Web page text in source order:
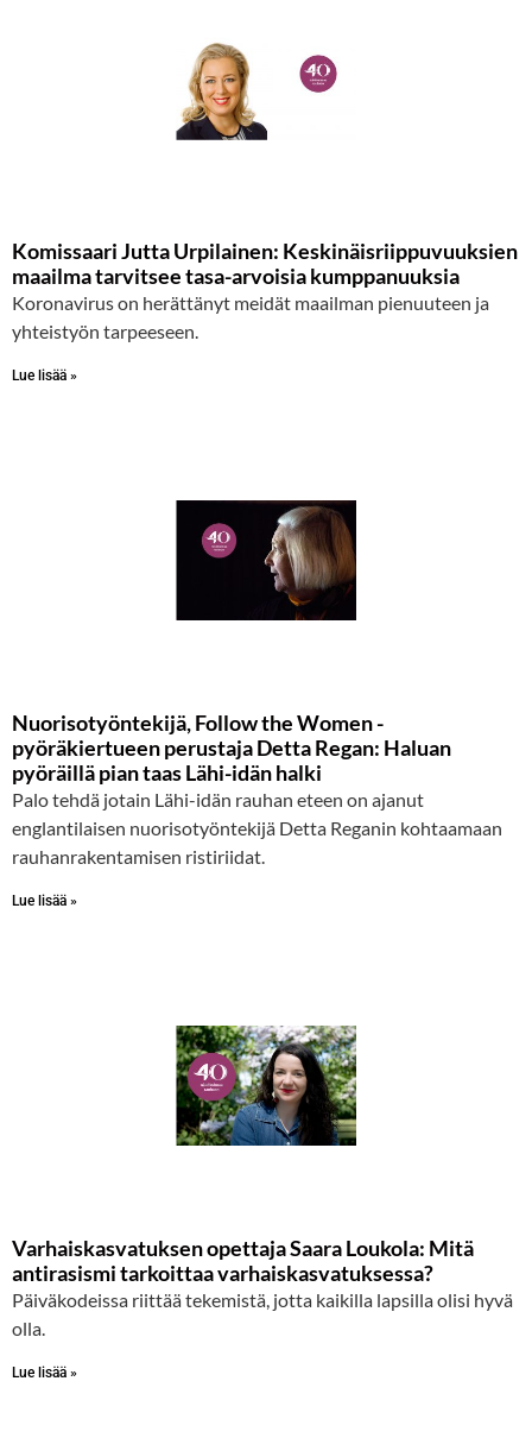
Komissaari Jutta Urpilainen: Keskinäisriippuvuuksien
maailma tarvitsee tasa-arvoisia kumppanuuksia
Koronavirus on herättänyt meidät maailman pienuuteen ja
yhteistyön tarpeeseen.
Lue lisää »
Nuorisotyöntekijä, Follow the Women -
pyöräkiertueen perustaja Detta Regan: Haluan
pyöräillä pian taas Lähi-idän halki
Palo tehdä jotain Lähi-idän rauhan eteen on ajanut
englantilaisen nuorisotyöntekijä Detta Reganin kohtaamaan
rauhanrakentamisen ristiriidat.
Lue lisää »
Varhaiskasvatuksen opettaja Saara Loukola: Mitä
antirasismi tarkoittaa varhaiskasvatuksessa?
Päiväkodeissa riittää tekemistä, jotta kaikilla lapsilla olisi hyvä
olla.
Lue lisää »